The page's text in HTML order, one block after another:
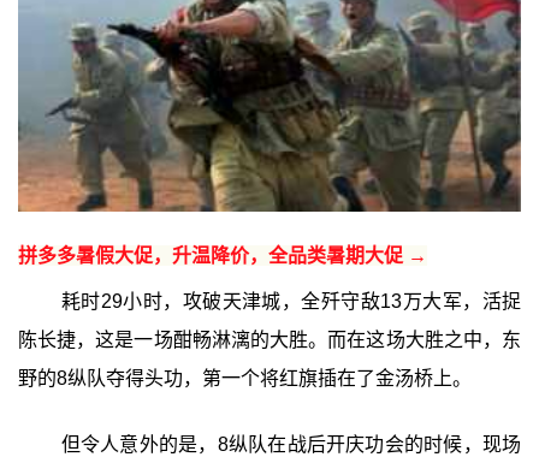
拼多多暑假大促，升温降价，全品类暑期大促 →
耗时29小时，攻破天津城，全歼守敌13万大军，活捉
陈长捷，这是一场酣畅淋漓的大胜。而在这场大胜之中，东
野的8纵队夺得头功，第一个将红旗插在了金汤桥上。
但令人意外的是，8纵队在战后开庆功会的时候，现场